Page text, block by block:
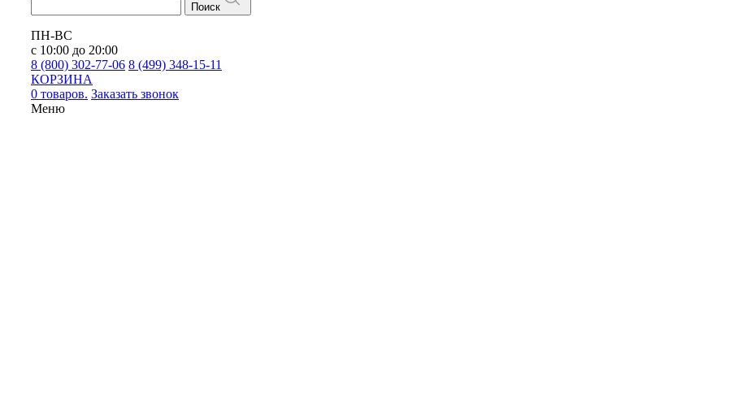
Поиск
ПН-ВС
с 10:00 до 20:00
8 (800) 302-77-06 8 (499) 348-15-11
КОРЗИНА
0 товаров. Заказать звонок
Меню